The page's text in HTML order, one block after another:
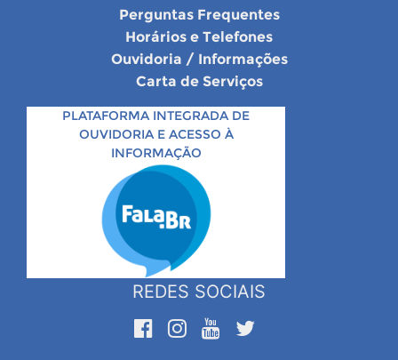
Perguntas Frequentes
Horários e Telefones
Ouvidoria / Informações
Carta de Serviços
PLATAFORMA INTEGRADA DE
OUVIDORIA E ACESSO À
INFORMAÇÃO
REDES SOCIAIS